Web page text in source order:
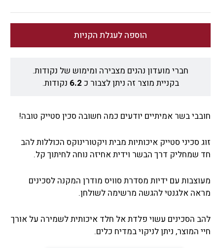
הוספה לעגלת הקניות
חברי מועדון נהנים מצבירה ומימוש של נקודות.
בקניית מוצר זה ניתן לצבור כ 6.2 נקודות.
חובבי בשר אמיתיים יודעים כמה חשובה סכין סטייק טובה!
זוג סכיני סטייק איכותיות מבית ויקטורינוקס הכוללות להב
חד שמחליק דרך הבשר וידית אחיזה נוחה לחיתוך קל.
מעוצבות עם ידיות מסדרת סוויס מודרן המקנה לסכינים
מראה אלגנטי להגשה מרשימה לשולחן.
להב הסכינים עשוי פלדת אל חלד איכותית לשמירה על אורך
חיי המוצר, ניתן לניקוי במדיח כלים.